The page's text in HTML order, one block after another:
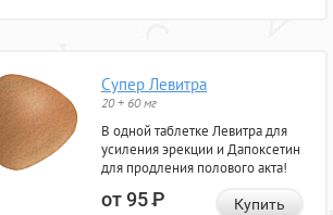
Супер Левитра
20 + 60 мг
В одной таблетке Левитра для
усиления эрекции и Дапоксетин
для продления полового акта!
от 95Р Купить